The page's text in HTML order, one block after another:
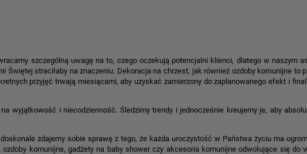
szczególną uwagę na to, czego oczekują potencjalni klienci, dlatego w naszym
straciłaby na znaczeniu. Dekoracja na chrzest, jak również ozdoby komunijne to
przyjęć trwają miesiącami, aby uzyskać zamierzony do zaplanowanego efekt i
wyjątkowość i niecodzienność. Śledzimy trendy i jednocześnie kreujemy je, aby
zdajemy sobie sprawę z tego, że każda uroczystość w Państwa życiu ma
komunijne, gadżety na baby shower czy akcesoria komunijne odwołujące się do